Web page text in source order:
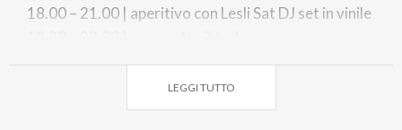
18.00 – 21.00 | aperitivo con Lesli Sat DJ set in vinile
21.00 | Concerto: Still Here con rock e blues
LEGGI TUTTO